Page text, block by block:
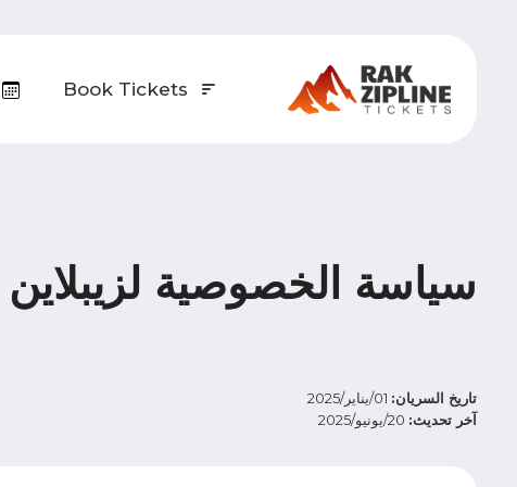
سياسة الخصوصية
تاريخ السريان:
آخر تحديث: